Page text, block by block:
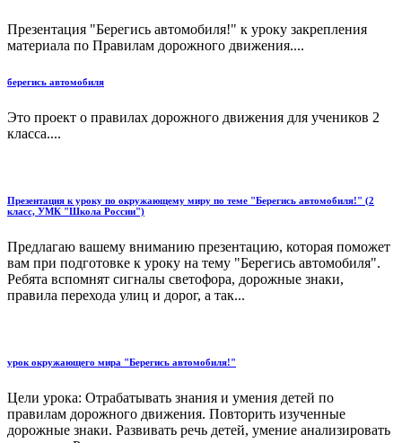
Презентация "Берегись автомобиля!" к уроку закрепления
материала по Правилам дорожного движения....
берегись автомобиля
Это проект о правилах дорожного движения для учеников 2
класса....
Презентация к уроку по окружающему миру по теме "Берегись автомобиля!" (2
класс, УМК "Школа России")
Предлагаю вашему вниманию презентацию, которая поможет
вам при подготовке к уроку на тему "Берегись автомобиля".
Ребята вспомнят сигналы светофора, дорожные знаки,
правила перехода улиц и дорог, а так...
урок окружающего мира "Берегись автомобиля!"
Цели урока: Отрабатывать знания и умения детей по
правилам дорожного движения. Повторить изученные
дорожные знаки. Развивать речь детей, умение анализировать